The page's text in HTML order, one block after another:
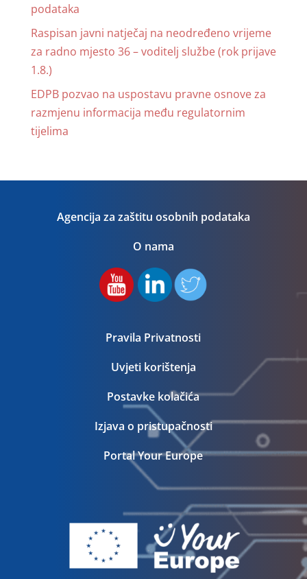
podataka
Raspisan javni natječaj na neodređeno vrijeme
za radno mjesto 36 – voditelj službe (rok prijave
1.8.)
EDPB pozvao na uspostavu pravne osnove za
razmjenu informacija među regulatornim
tijelima
Agencija za zaštitu osobnih podataka
O nama
Pravila Privatnosti
Uvjeti korištenja
Postavke kolačića
Izjava o pristupačnosti
Portal Your Europe